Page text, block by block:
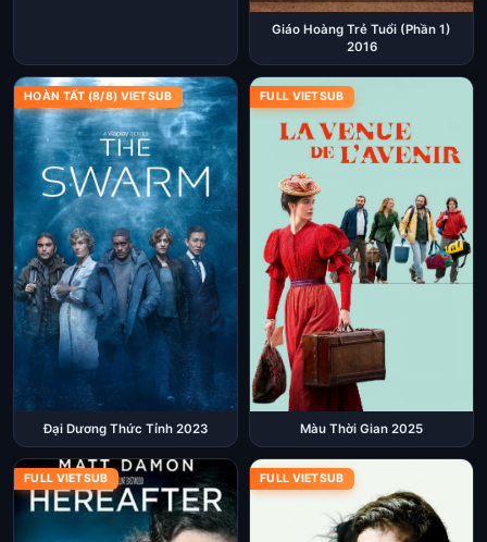
Giáo Hoàng Trẻ Tuổi (Phần 1)
2016
HOÀN TẤT (8/8) VIETSUB
Đại Dương Thức Tỉnh 2023
FULL VIETSUB
Màu Thời Gian 2025
FULL VIETSUB FULL VIETSUB